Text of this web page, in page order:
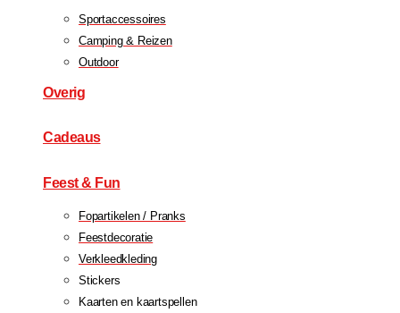
Sportaccessoires
Camping & Reizen
Outdoor
Overig
Cadeaus
Feest & Fun
Fopartikelen / Pranks
Feestdecoratie
Verkleedkleding
Stickers
Kaarten en kaartspellen